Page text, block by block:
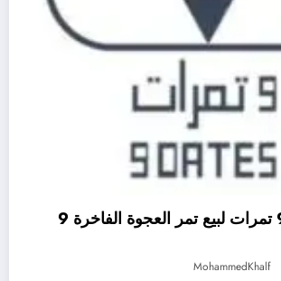
كوبون خصم 9 تمرات لبيع تمر العجوة الفاخرة 9
MohammedKhalf